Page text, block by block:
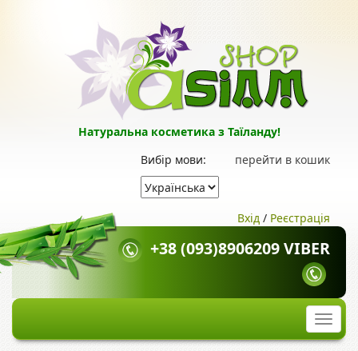
Натуральна косметика з Таїланду!
перейти в кошик
Вибір мови:
Вхід / Реєстрація
+38 (093)8906209 VIBER